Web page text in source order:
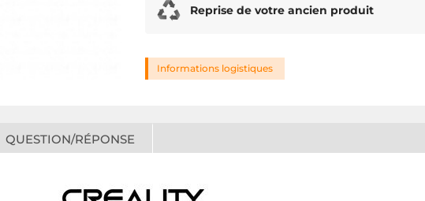
Reprise de votre ancien produit
Informations logistiques
QUESTION/RÉPONSE